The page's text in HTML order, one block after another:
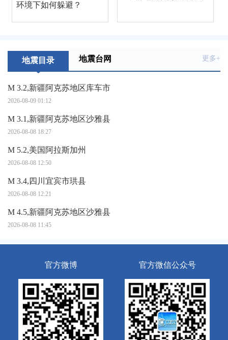
环境下如何躲避？
地震目录 地震台网 更多+
M 3.2,新疆阿克苏地区库车市
2026-08-09 01:12
M 3.1,新疆阿克苏地区沙雅县
2026-08-08 18:27
M 5.2,美国阿拉斯加州
2026-08-08 12:50
M 3.4,四川宜宾市珙县
2026-08-08 12:21
M 4.5,新疆阿克苏地区沙雅县
2026-08-08 11:45
官方微博 官方微信公众号